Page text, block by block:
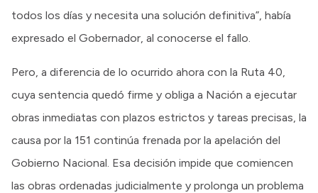
todos los días y necesita una solución definitiva”, había
expresado el Gobernador, al conocerse el fallo.
Pero, a diferencia de lo ocurrido ahora con la Ruta 40,
cuya sentencia quedó firme y obliga a Nación a ejecutar
obras inmediatas con plazos estrictos y tareas precisas, la
causa por la 151 continúa frenada por la apelación del
Gobierno Nacional. Esa decisión impide que comiencen
las obras ordenadas judicialmente y prolonga un problema